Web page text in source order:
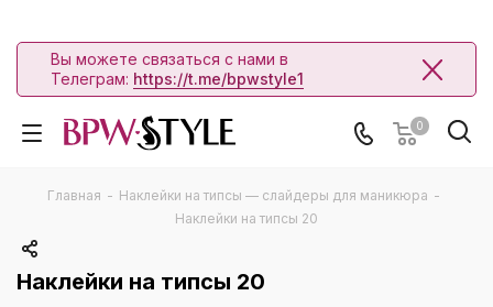
Вы можете связаться с нами в
Телеграм: https://t.me/bpwstyle1
0
Главная - Наклейки на типсы — слайдеры для маникюра -
Наклейки на типсы 20
Наклейки на типсы 20